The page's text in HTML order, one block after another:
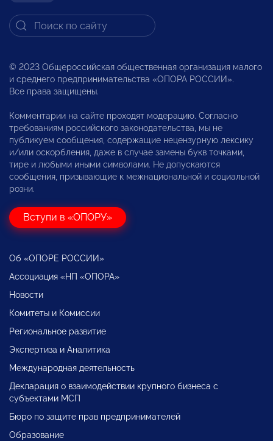
© 2023 Общероссийская общественная организация малого
и среднего предпринимательства «ОПОРА РОССИИ».
Все права защищены.
Комментарии на сайте проходят модерацию. Согласно
требованиям российского законодательства, мы не
публикуем сообщения, содержащие нецензурную лексику
и/или оскорбления, даже в случае замены букв точками,
тире и любыми иными символами. Не допускаются
сообщения, призывающие к межнациональной и социальной
розни.
Вступи в «ОПОРУ»
Об «ОПОРЕ РОССИИ»
Ассоциация «НП «ОПОРА»
Новости
Комитеты и Комиссии
Региональное развитие
Экспертиза и Аналитика
Международная деятельность
Декларация о взаимодействии крупного бизнеса с
субъектами МСП
Бюро по защите прав предпринимателей
Образование